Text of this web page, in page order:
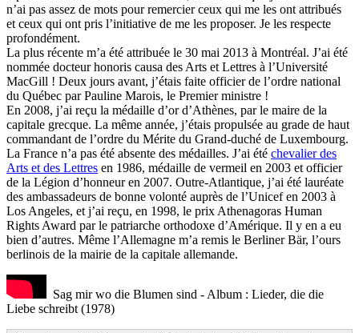
n’ai pas assez de mots pour remercier ceux qui me les ont attribués
et ceux qui ont pris l’initiative de me les proposer. Je les respecte
profondément.
La plus récente m’a été attribuée le 30 mai 2013 à Montréal. J’ai été
nommée docteur honoris causa des Arts et Lettres à l’Université
MacGill ! Deux jours avant, j’étais faite officier de l’ordre national
du Québec par Pauline Marois, le Premier ministre !
En 2008, j’ai reçu la médaille d’or d’Athènes, par le maire de la
capitale grecque. La même année, j’étais propulsée au grade de haut
commandant de l’ordre du Mérite du Grand-duché de Luxembourg.
La France n’a pas été absente des médailles. J’ai été chevalier des
Arts et des Lettres en 1986, médaille de vermeil en 2003 et officier
de la Légion d’honneur en 2007. Outre-Atlantique, j’ai été lauréate
des ambassadeurs de bonne volonté auprès de l’Unicef en 2003 à
Los Angeles, et j’ai reçu, en 1998, le prix Athenagoras Human
Rights Award par le patriarche orthodoxe d’Amérique. Il y en a eu
bien d’autres. Même l’Allemagne m’a remis le Berliner Bär, l’ours
berlinois de la mairie de la capitale allemande.
Sag mir wo die Blumen sind - Album : Lieder, die die
Liebe schreibt (1978)